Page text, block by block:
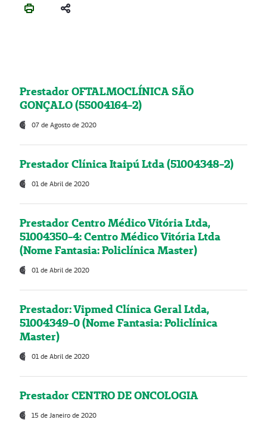
Prestador OFTALMOCLÍNICA SÃO
GONÇALO (55004164-2)
07 de Agosto de 2020
Prestador Clínica Itaipú Ltda (51004348-2)
01 de Abril de 2020
Prestador Centro Médico Vitória Ltda,
51004350-4: Centro Médico Vitória Ltda
(Nome Fantasia: Policlínica Master)
01 de Abril de 2020
Prestador: Vipmed Clínica Geral Ltda,
51004349-0 (Nome Fantasia: Policlínica
Master)
01 de Abril de 2020
Prestador CENTRO DE ONCOLOGIA
15 de Janeiro de 2020